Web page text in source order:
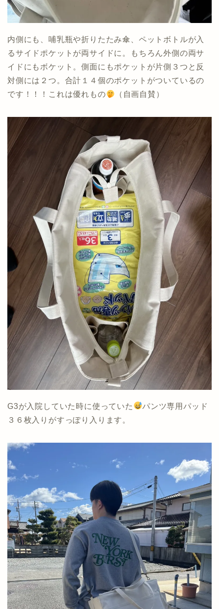
内側にも、哺乳瓶や折りたたみ傘、ペットボトルが入
るサイドポケットが両サイドに。もちろん外側の両サ
イドにもボケット。側面にもポケットが片側３つと反
対側には２つ。合計１４個のポケットがついているの
です！！！これは優れもの
（自画自賛）
G3が入院していた時に使っていた
パンツ専用パッド
３６枚入りがすっぽり入ります。